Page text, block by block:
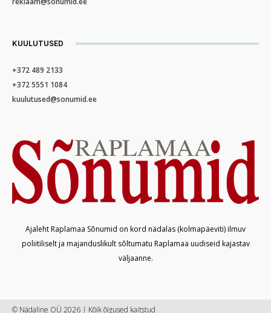
KUULUTUSED
+372 489 2133
+372 5551 1084
kuulutused@sonumid.ee
Ajaleht Raplamaa Sõnumid on kord nädalas (kolmapäeviti) ilmuv
poliitiliselt ja majanduslikult sõltumatu Raplamaa uudiseid kajastav
väljaanne.
© Nädaline OÜ 2026 | Kõik õigused kaitstud